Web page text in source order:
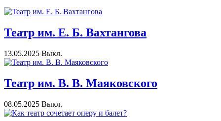
Театр им. Е. Б. Вахтангова
13.05.2025 Выкл.
Театр им. В. В. Маяковского
08.05.2025 Выкл.